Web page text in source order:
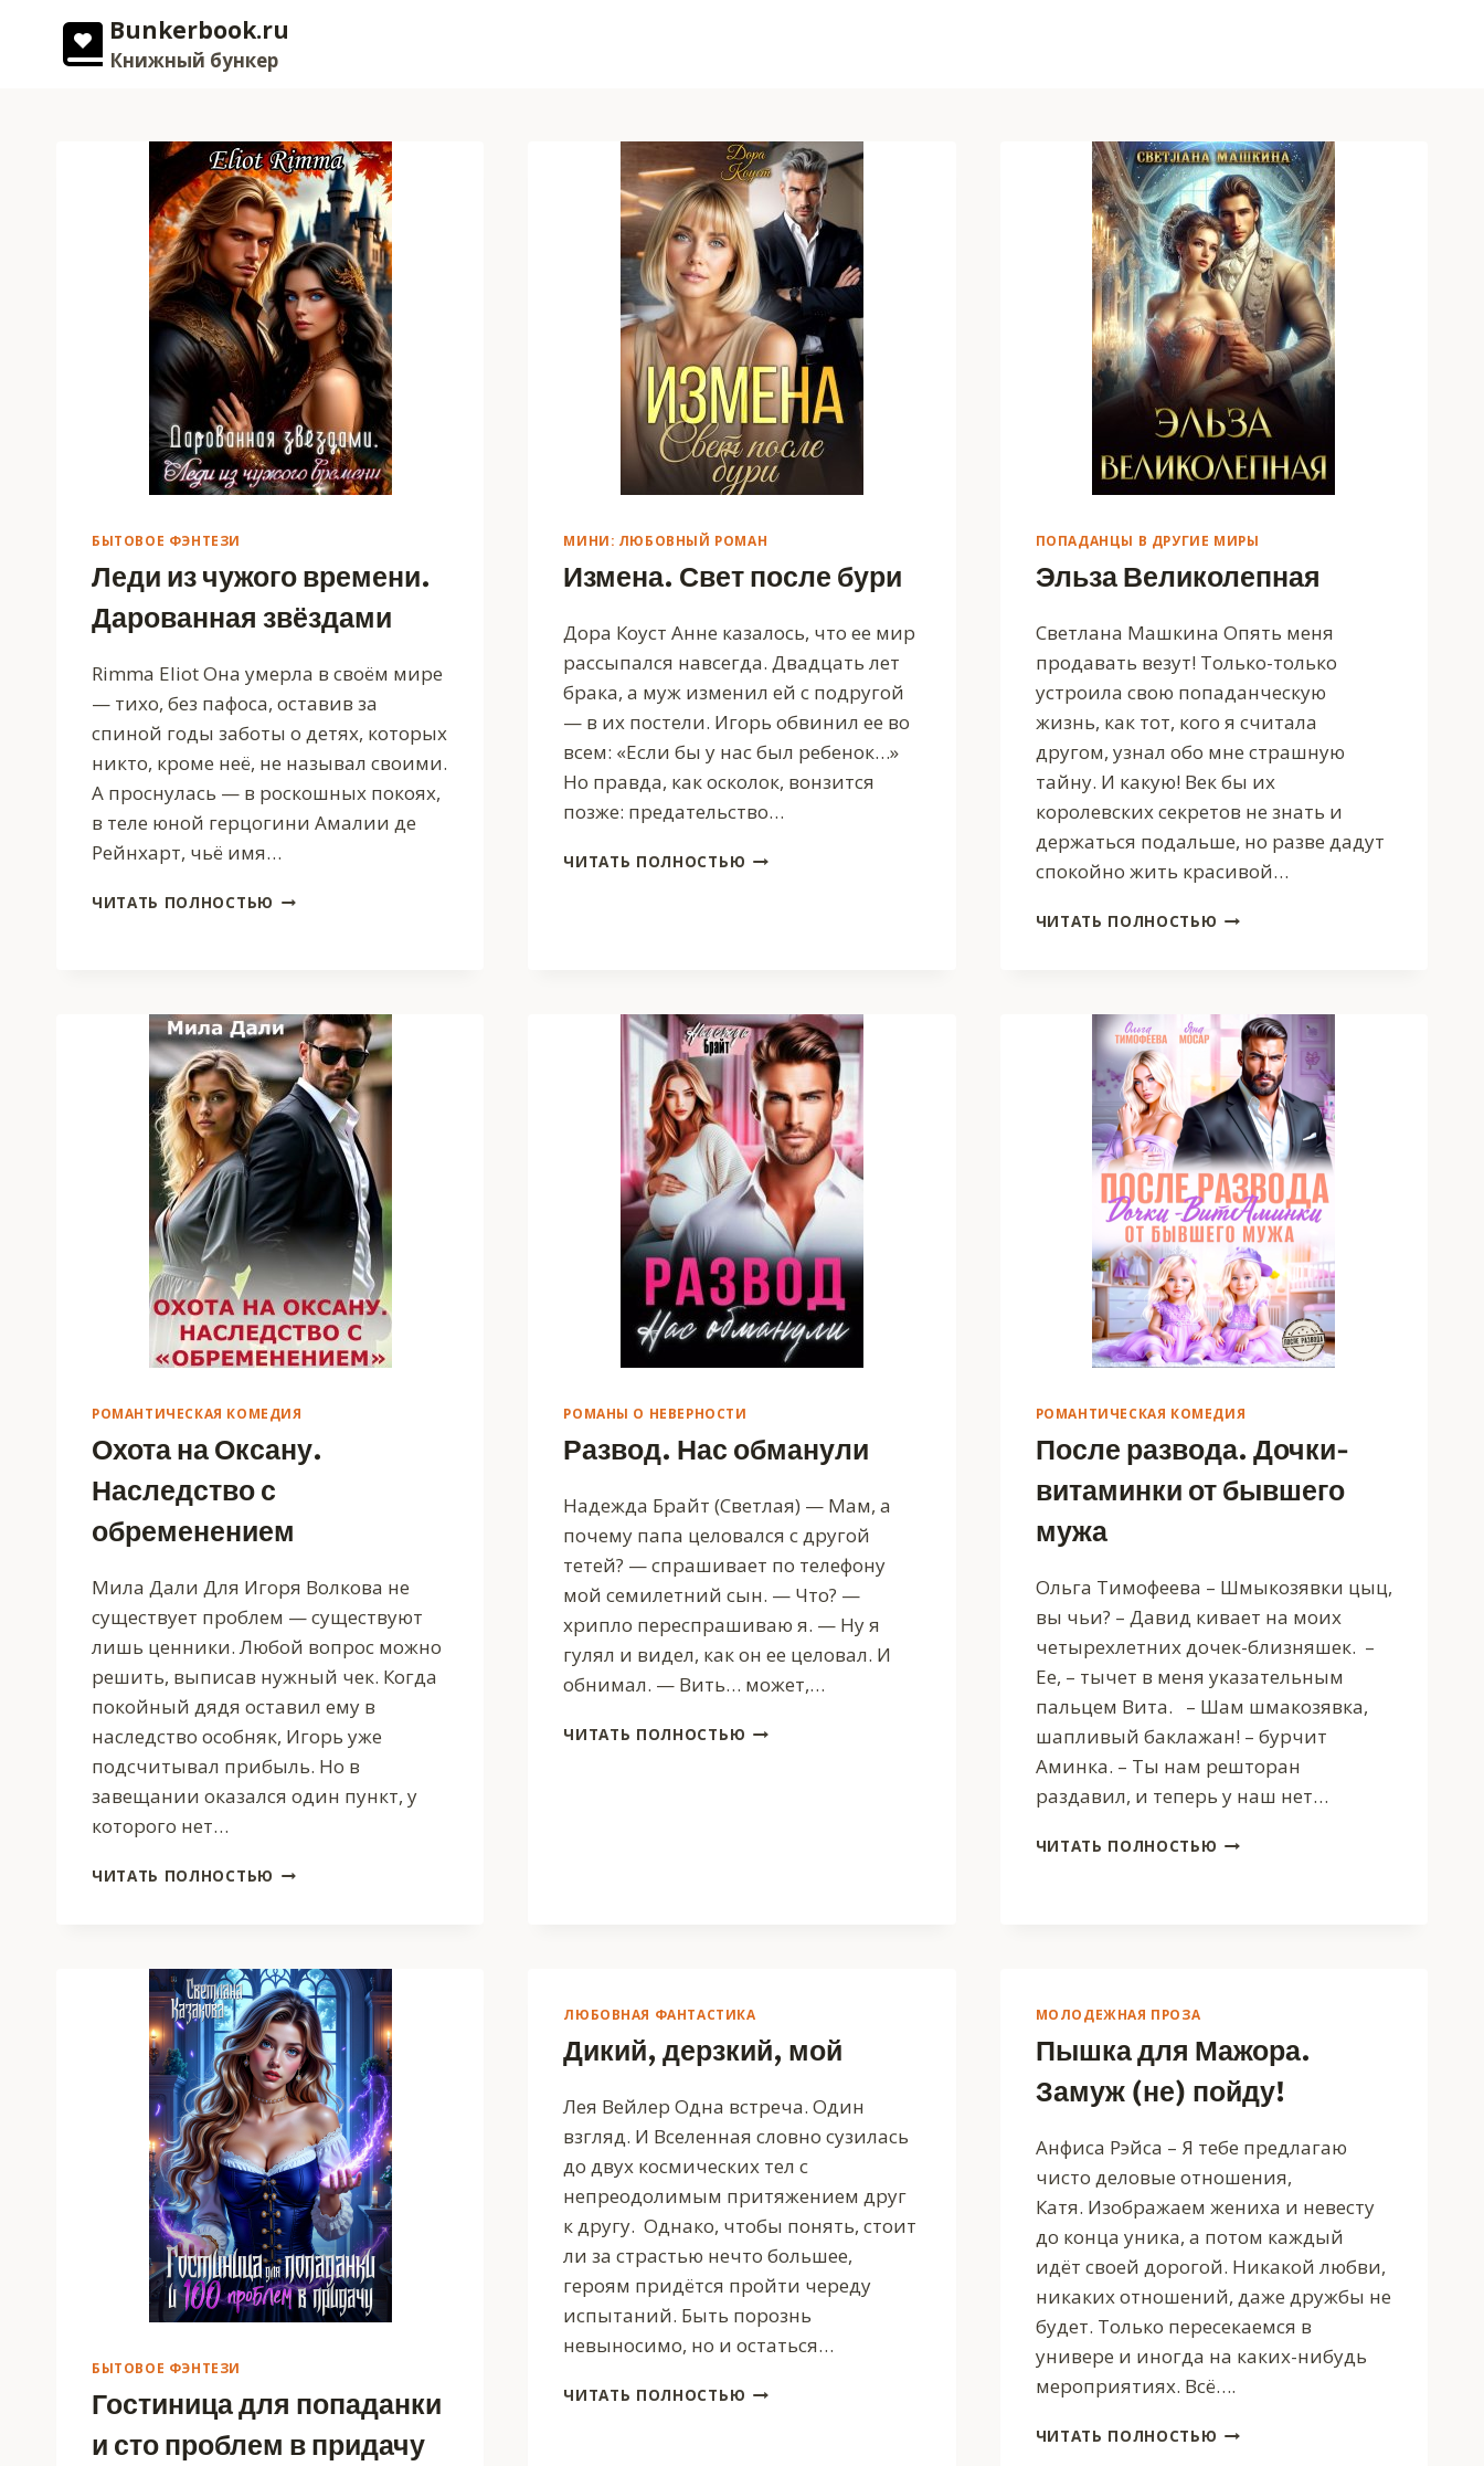
содержимому
Bunkerbook.ru
Книжный бункер
БЫТОВОЕ ФЭНТЕЗИ
Леди из чужого времени.
Дарованная звёздами
Rimma Eliot Она умерла в своём мире
— тихо, без пафоса, оставив за
спиной годы заботы о детях, которых
никто, кроме неё, не называл своими.
А проснулась — в роскошных покоях,
в теле юной герцогини Амалии де
Рейнхарт, чьё имя…
ЧИТАТЬ ПОЛНОСТЬЮ ЛЕДИ
ЗВЁЗДАМИ
МИНИ: ЛЮБОВНЫЙ РОМАН
Измена. Свет после бури
Дора Коуст Анне казалось, что ее мир
рассыпался навсегда. Двадцать лет
брака, а муж изменил ей с подругой
— в их постели. Игорь обвинил ее во
всем: «Если бы у нас был ребенок…»
Но правда, как осколок, вонзится
позже: предательство…
ЧИТАТЬ ПОЛНОСТЬЮ ИЗМЕНА.
ПОПАДАНЦЫ В ДРУГИЕ МИРЫ
Эльза Великолепная
Светлана Машкина Опять меня
продавать везут! Только-только
устроила свою попаданческую
жизнь, как тот, кого я считала
другом, узнал обо мне страшную
тайну. И какую! Век бы их
королевских секретов не знать и
держаться подальше, но разве дадут
спокойно жить красивой…
ЧИТАТЬ ПОЛНОСТЬЮ ЭЛЬЗА
РОМАНТИЧЕСКАЯ КОМЕДИЯ
Охота на Оксану.
Наследство с
обременением
Мила Дали Для Игоря Волкова не
существует проблем — существуют
лишь ценники. Любой вопрос можно
решить, выписав нужный чек. Когда
покойный дядя оставил ему в
наследство особняк, Игорь уже
подсчитывал прибыль. Но в
завещании оказался один пункт, у
которого нет…
ЧИТАТЬ ПОЛНОСТЬЮ ОХОТА
ОБРЕМЕНЕНИЕМ
РОМАНЫ О НЕВЕРНОСТИ
Развод. Нас обманули
Надежда Брайт (Светлая) — Мам, а
почему папа целовался с другой
тетей? — спрашивает по телефону
мой семилетний сын. — Что? —
хрипло переспрашиваю я. — Ну я
гулял и видел, как он ее целовал. И
обнимал. — Вить… может,…
ЧИТАТЬ ПОЛНОСТЬЮ РАЗВОД.
РОМАНТИЧЕСКАЯ КОМЕДИЯ
После развода. Дочки-
витаминки от бывшего
мужа
Ольга Тимофеева – Шмыкозявки цыц,
вы чьи? – Давид кивает на моих
четырехлетних дочек-близняшек. –
Ее, – тычет в меня указательным
пальцем Вита. – Шам шмакозявка,
шапливый баклажан! – бурчит
Аминка. – Ты нам решторан
раздавил, и теперь у наш нет…
ЧИТАТЬ ПОЛНОСТЬЮ ПОСЛЕ
БЫТОВОЕ ФЭНТЕЗИ
Гостиница для попаданки
и сто проблем в придачу
ЛЮБОВНАЯ ФАНТАСТИКА
Дикий, дерзкий, мой
Лея Вейлер Одна встреча. Один
взгляд. И Вселенная словно сузилась
до двух космических тел с
непреодолимым притяжением друг
к другу. Однако, чтобы понять, стоит
ли за страстью нечто большее,
героям придётся пройти череду
испытаний. Быть порознь
невыносимо, но и остаться…
ЧИТАТЬ ПОЛНОСТЬЮ ДИКИЙ,
МОЛОДЕЖНАЯ ПРОЗА
Пышка для Мажора.
Замуж (не) пойду!
Анфиса Рэйса – Я тебе предлагаю
чисто деловые отношения,
Катя. Изображаем жениха и невесту
до конца уника, а потом каждый
идёт своей дорогой. Никакой любви,
никаких отношений, даже дружбы не
будет. Только пересекаемся в
универе и иногда на каких-нибудь
мероприятиях. Всё….
ЧИТАТЬ ПОЛНОСТЬЮ ПЫШКА